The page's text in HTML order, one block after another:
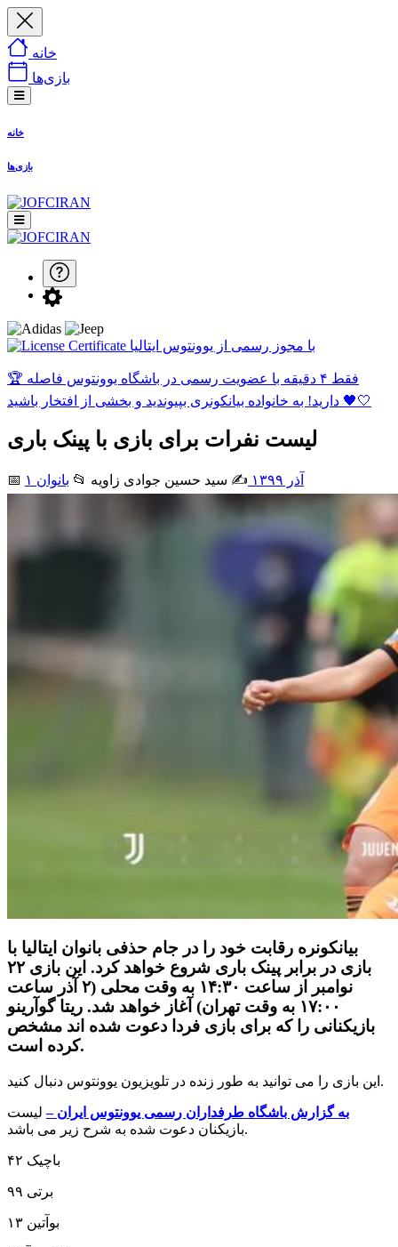
خانه
بازی‌ها
خانه
بازی‌ها
با مجوز رسمی از یوونتوس ایتالیا
🏆 فقط ۴ دقیقه با عضویت رسمی در باشگاه یوونتوس فاصله
دارید! به خانواده بیانکونری بپیوندید و بخشی از افتخار باشید 🖤🤍
لیست نفرات برای بازی با پینک باری
📅 ۱ آذر ۱۳۹۹ ✍️ سید حسین جوادی زاويه 📂 بانوان
بیانکونره رقابت خود را در جام حذفی بانوان ایتالیا با
بازی در برابر پینک باری شروع خواهد کرد. این بازی ۲۲
نوامبر از ساعت ۱۴:۳۰ به وقت محلی (۲ آذر ساعت
۱۷:۰۰ به وقت تهران) آغاز خواهد شد. ریتا گوآرینو
بازیکنانی را که برای بازی فردا دعوت شده اند مشخص
کرده است.
این بازی را می توانید به طور زنده در تلویزیون یوونتوس دنبال کنید.
به گزارش باشگاه طرفداران رسمی یوونتوس ایران –لیست
بازیکنان دعوت شده به شرح زیر می باشد.
۴۲ باچیک
۹۹ برتی
۱۳ بوآتین